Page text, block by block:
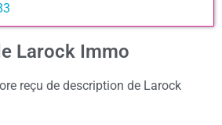
Larock Immo
reçu de description de Larock